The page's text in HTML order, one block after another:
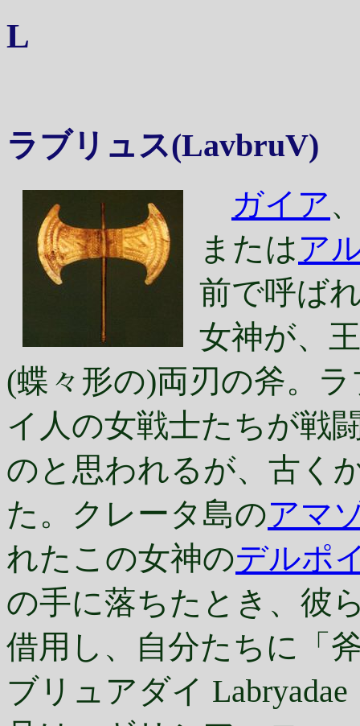
L
ラブリュス(LavbruV)
ガイア
またはア
前で呼ば
女神が、
(蝶々形の)両刃の斧。
イ人の女戦士たちが戦
のと思われるが、古く
た。クレータ島のアマ
れたこの女神のデルポ
の手に落ちたとき、彼
借用し、自分たちに「
ブリュアダイ